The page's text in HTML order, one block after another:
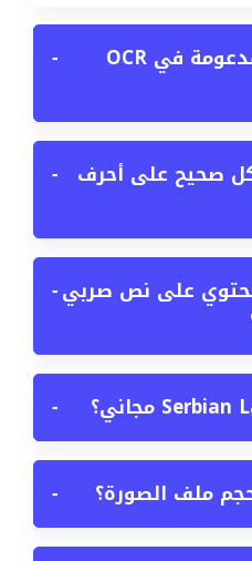
ما هي صيغ الصور المدعومة في OCR
−
صحيح على أحرف −
على نص صربي−
−
ملف الصورة؟ −